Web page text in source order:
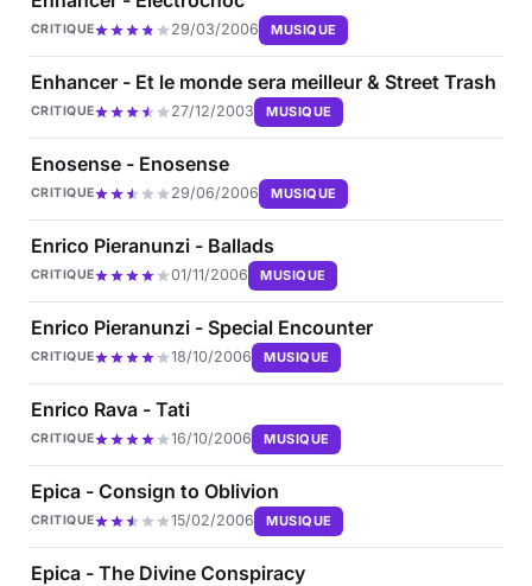
CRITIQUE 29/03/2006 MUSIQUE
Enhancer - Et le monde sera meilleur & Street Trash
CRITIQUE 27/12/2003 MUSIQUE
Enosense - Enosense
CRITIQUE 29/06/2006 MUSIQUE
Enrico Pieranunzi - Ballads
CRITIQUE 01/11/2006 MUSIQUE
Enrico Pieranunzi - Special Encounter
CRITIQUE 18/10/2006 MUSIQUE
Enrico Rava - Tati
CRITIQUE 16/10/2006 MUSIQUE
Epica - Consign to Oblivion
CRITIQUE 15/02/2006 MUSIQUE
Epica - The Divine Conspiracy